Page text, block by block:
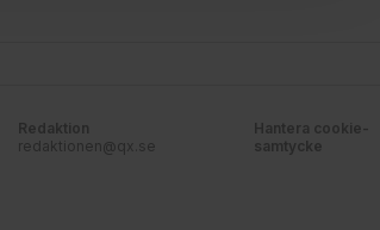
Redaktion
redaktionen@qx.se
Hantera cookie-
samtycke